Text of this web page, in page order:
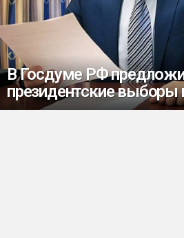
В Госдуме РФ
президентские выборы